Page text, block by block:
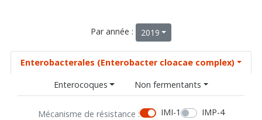
Par année : 2019
Enterobacterales (Enterobacter cloacae complex)
Enterocoques
Non fermentants
Mécanisme de résistance : IMI-1
IMP-4